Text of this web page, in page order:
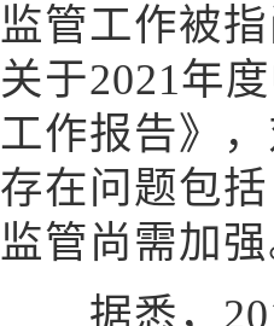
监管工作被
关于2021年
工作报告》
存在问题包
监管尚需加强
据悉，